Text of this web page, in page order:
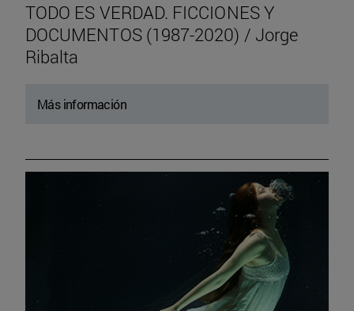
TODO ES VERDAD. FICCIONES Y
DOCUMENTOS (1987-2020) / Jorge
Ribalta
Más información